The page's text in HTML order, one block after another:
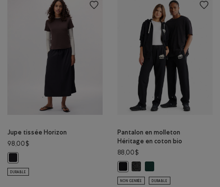
Jupe tissée Horizon
98,00$
DURABLE
Pantalon en molleton
Héritage en coton bio
88,00$
Pantalon en molleton Héritage
Pantalon en molleton
NON GENRÉE DURABLE